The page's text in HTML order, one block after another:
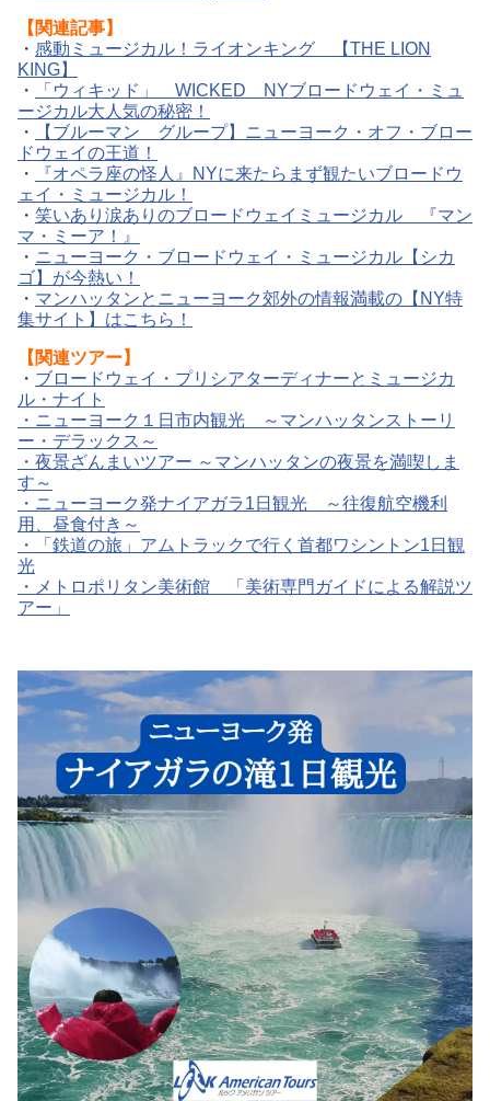
【関連記事】
・ 感動ミュージカル！ライオンキング 【THE LION
KING】
・
「ウィキッド」 WICKED NYブロードウェイ・ミュ
ージカル大人気の秘密！
・
【ブルーマン グループ】ニューヨーク・オフ・ブロー
ドウェイの王道！
・
『オペラ座の怪人』NYに来たらまず観たいブロードウ
ェイ・ミュージカル！
・ 笑いあり涙ありのブロードウェイミュージカル 『マン
マ・ミーア！』
・ ニューヨーク・ブロードウェイ・ミュージカル【シカ
ゴ】が今熱い！
・ マンハッタンとニューヨーク郊外の情報満載の【NY特
集サイト】はこちら！
【関連ツアー】
・ ブロードウェイ・プリシアターディナーとミュージカ
ル・ナイト
・ ニューヨーク１日市内観光 ～マンハッタンストーリ
ー・デラックス～
・ 夜景ざんまいツアー ～マンハッタンの夜景を満喫しま
す～
・ ニューヨーク発ナイアガラ1日観光 ～往復航空機利
用、昼食付き～
・
「鉄道の旅」アムトラックで行く首都ワシントン1日観
光
・ メトロポリタン美術館 「美術専門ガイドによる解説ツ
アー」